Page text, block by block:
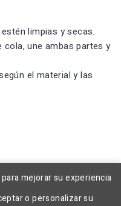
limpias y secas.
une ambas partes y
el material y las
mejorar su experiencia
o personalizar su